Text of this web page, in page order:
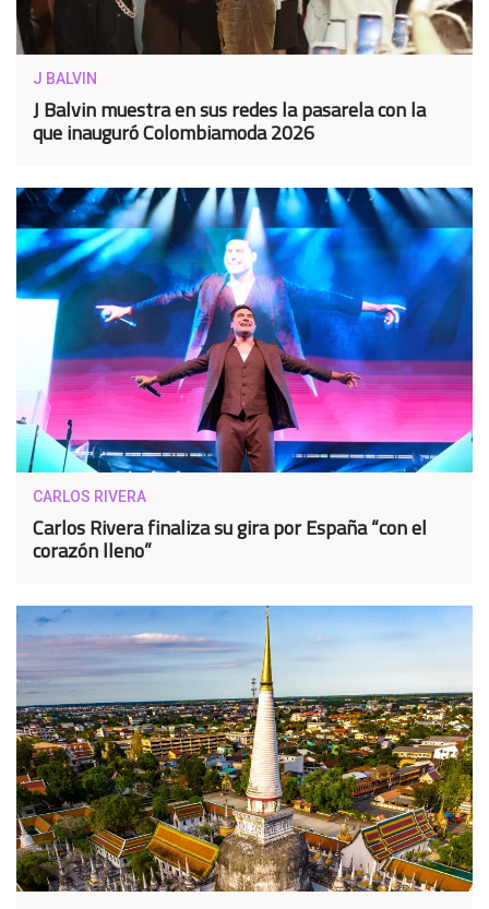
J BALVIN
J Balvin muestra en sus redes la pasarela con la
que inauguró Colombiamoda 2026
CARLOS RIVERA
Carlos Rivera finaliza su gira por España “con el
corazón lleno”